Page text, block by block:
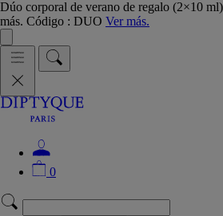
Dúo corporal de verano de regalo (2×10
más. Código : DUO Ver más.
0